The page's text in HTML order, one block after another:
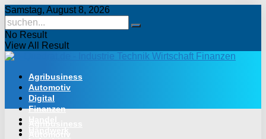
Samstag, August 8, 2026
No Result
View All Result
Agribusiness
Automotiv
Digital
Finanzen